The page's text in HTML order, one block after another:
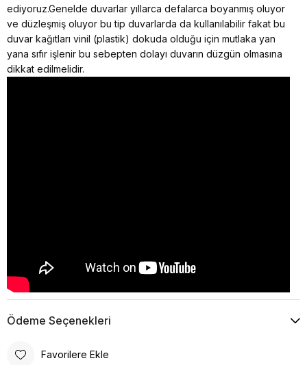
ediyoruz.Genelde duvarlar yıllarca defalarca boyanmış oluyor
ve düzleşmiş oluyor bu tip duvarlarda da kullanılabilir fakat bu
duvar kağıtları vinil (plastik) dokuda olduğu için mutlaka yan
yana sıfır işlenir bu sebepten dolayı duvarın düzgün olmasına
dikkat edilmelidir.
Ödeme Seçenekleri
Favorilere Ekle